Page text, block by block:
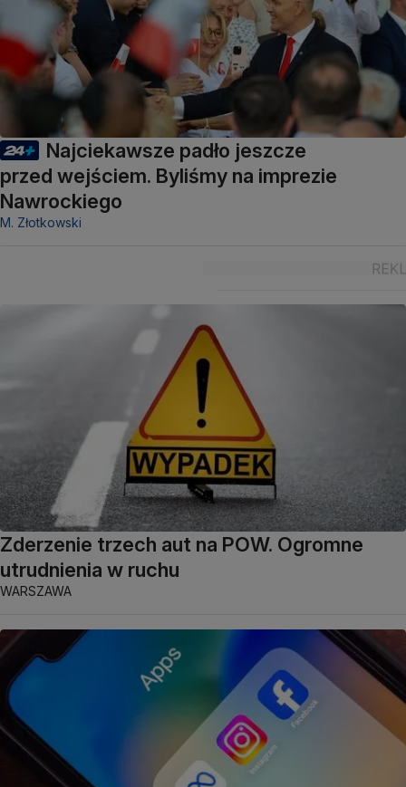
Najciekawsze padło jeszcze
przed wejściem. Byliśmy na imprezie
Nawrockiego
M. Złotkowski
Zderzenie trzech aut na POW. Ogromne
utrudnienia w ruchu
WARSZAWA